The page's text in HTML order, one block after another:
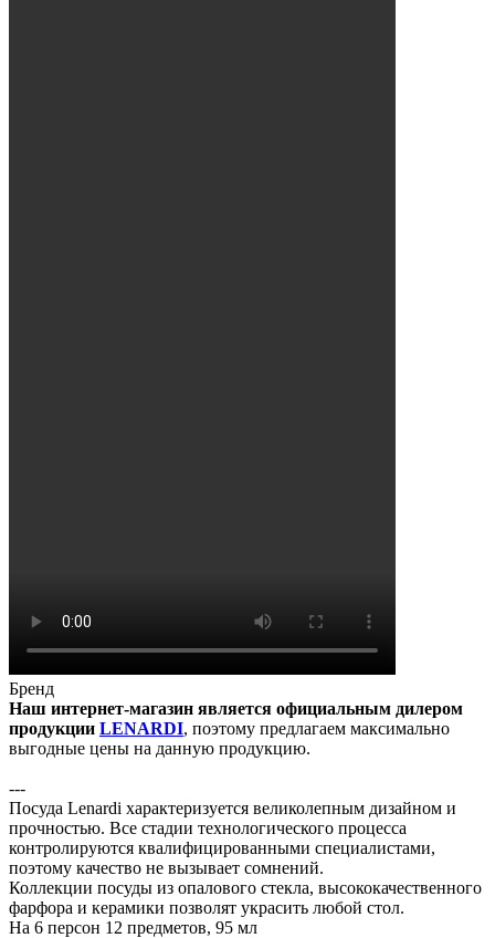
Бренд
Наш интернет-магазин является официальным дилером
продукции LENARDI, поэтому предлагаем максимально
выгодные цены на данную продукцию.
---
Посуда Lenardi характеризуется великолепным дизайном и
прочностью. Все стадии технологического процесса
контролируются квалифицированными специалистами,
поэтому качество не вызывает сомнений.
Коллекции посуды из опалового стекла, высококачественного
фарфора и керамики позволят украсить любой стол.
На 6 персон 12 предметов, 95 мл